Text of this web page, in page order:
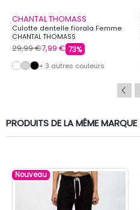
CHANTAL THOMASS
Culotte dentelle fiorala Femme
CHANTAL THOMASS
29,99 €7,99 € 73%
+ 3 autres couleurs
PRODUITS DE LA MÊME MARQUE
Nouveau